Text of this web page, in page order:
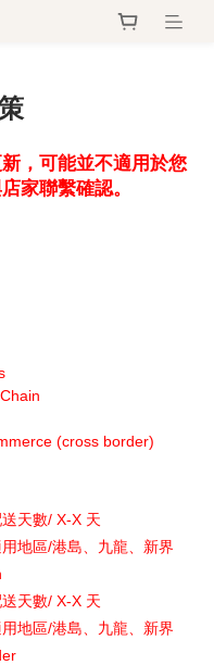
，可能並不適用於您
家聯繫確認。
(cross border)
天數/ X-X 天
地區/港島、九龍、新界
天數/ X-X 天
地區/港島、九龍、新界